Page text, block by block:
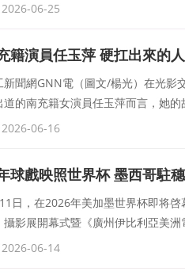
2026-06-25
籍演員任玉萍 硬扛出來的
新聞網GNN電（圖文/楊光）在光影
道的南充籍女演員任玉萍而言，她
2026-06-16
球戲映照世界杯 墨西哥駐
日，在2026年美加墨世界杯即将
攝影展開幕式暨《廣州伊比利亞美
2026-06-14